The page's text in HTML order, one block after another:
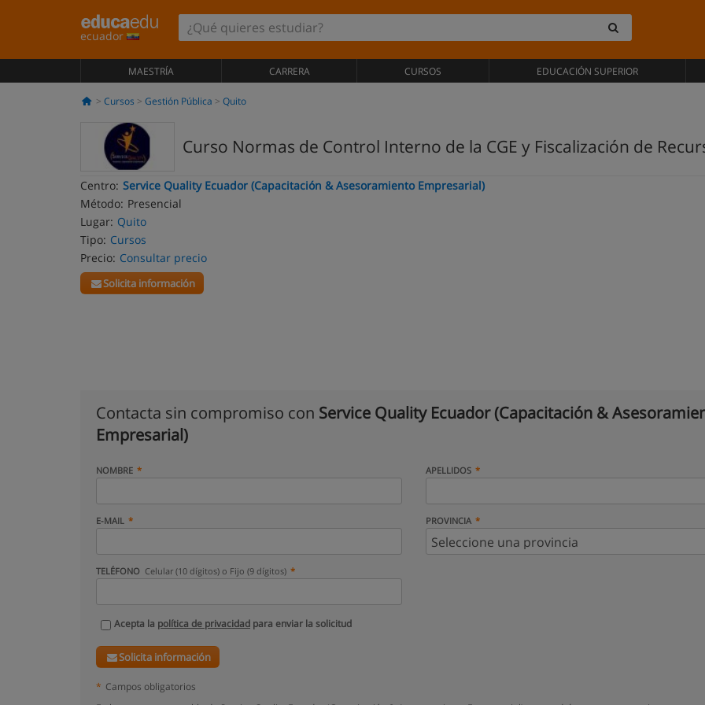
ecuador
MAESTRÍA CARRERA CURSOS EDUCACIÓN SUPERIOR
Cursos Gestión Pública Quito
Curso Normas de Control Interno de la CGE y Fiscalización de
Centro: Service Quality Ecuador (Capacitación & Asesoramiento Empresarial)
Método: Presencial
Lugar: Quito
Tipo: Cursos
Precio: Consultar precio
Solicita información
Contacta sin compromiso con Service Quality Ecuador (Capacitación &
Empresarial)
NOMBRE APELLIDOS
E-MAIL PROVINCIA
TELÉFONO Celular (10 dígitos) o Fijo (9 dígitos)
Acepta la política de privacidad para enviar la solicitud
Solicita información
* Campos obligatorios